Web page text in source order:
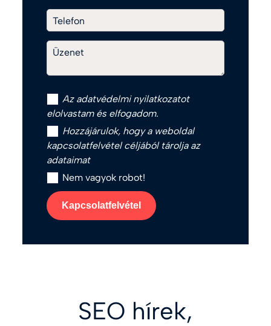
Telefon
Üzenet
Az adatvédelmi nyilatkozatot
elolvastam és elfogadom.
Hozzájárulok, hogy a weboldal
kapcsolatfelvétel céljából tárolja az
adataimat
Nem vagyok robot!
Kapcsolatfelvétel
SEO hírek,